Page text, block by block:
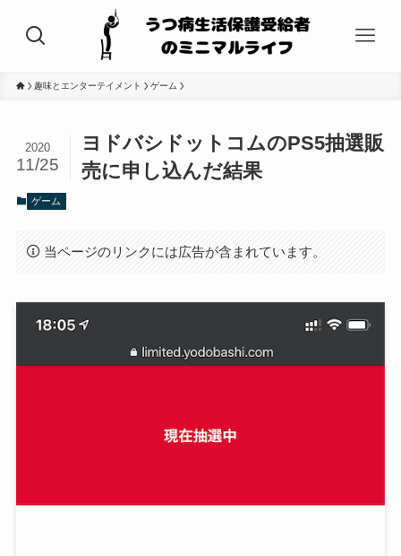
趣味とエンターテイメント ゲーム
ヨドバシドットコムのPS5抽選販
売に申し込んだ結果
2020
11/25
ゲーム
当ページのリンクには広告が含まれています。